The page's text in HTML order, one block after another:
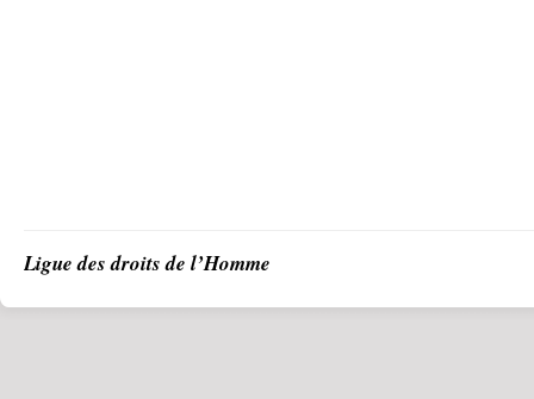
Ligue des droits de l’Homme